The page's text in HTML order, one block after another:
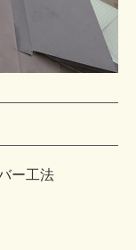
ー工法